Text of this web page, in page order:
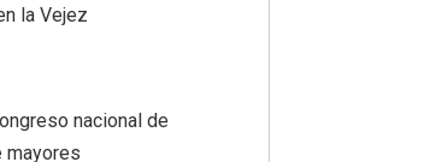
la Vejez
nacional de
mayores